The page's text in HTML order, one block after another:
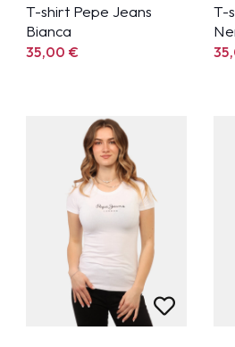
T-shirt Pepe Jeans
Bianca
35,00€
T-